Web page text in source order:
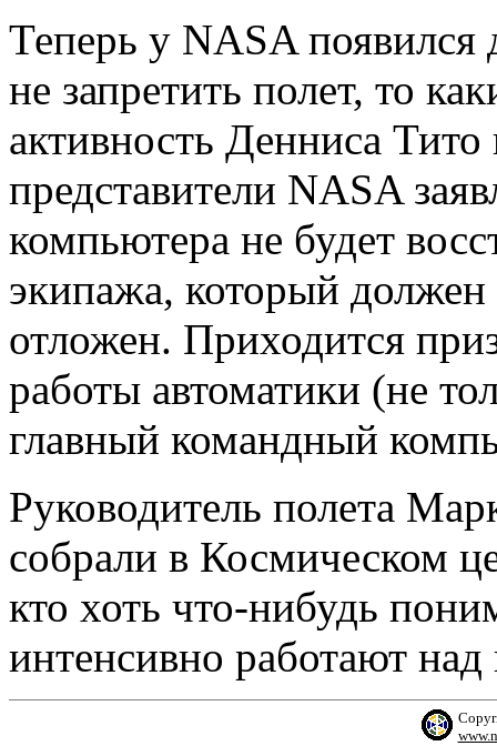
Теперь у NASA
не запретить полет, то
активность Денниса
представители NASA
компьютера не будет
экипажа, который должен
отложен. Приходится
работы автоматики (не
главный командный
Руководитель полета
собрали в Космическом
кто хоть что-нибудь
интенсивно работают